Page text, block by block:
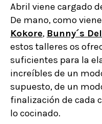
Abril viene cargado
De mano, como
Kokore, Bunny´s
estos talleres os
suficientes para la
increíbles de un
supuesto, de un
finalización de cada
lo cocinado.